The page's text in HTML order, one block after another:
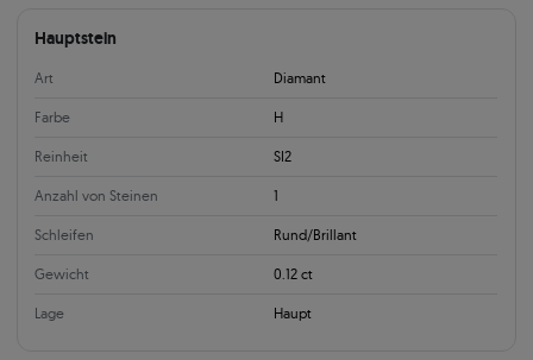
Hauptstein
Art Diamant
Farbe H
Reinheit SI2
Anzahl von Steinen 1
Schleifen Rund/Brillant
Gewicht 0.12 ct
Lage Haupt